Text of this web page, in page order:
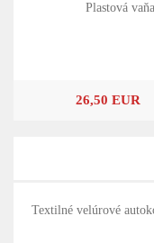
Plastová
26,50 EUR
Textilné velúrové